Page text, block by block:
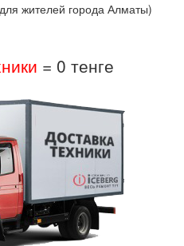
жителей города Алматы)
= 0 тенге